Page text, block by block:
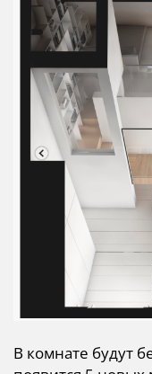
В комнате будут